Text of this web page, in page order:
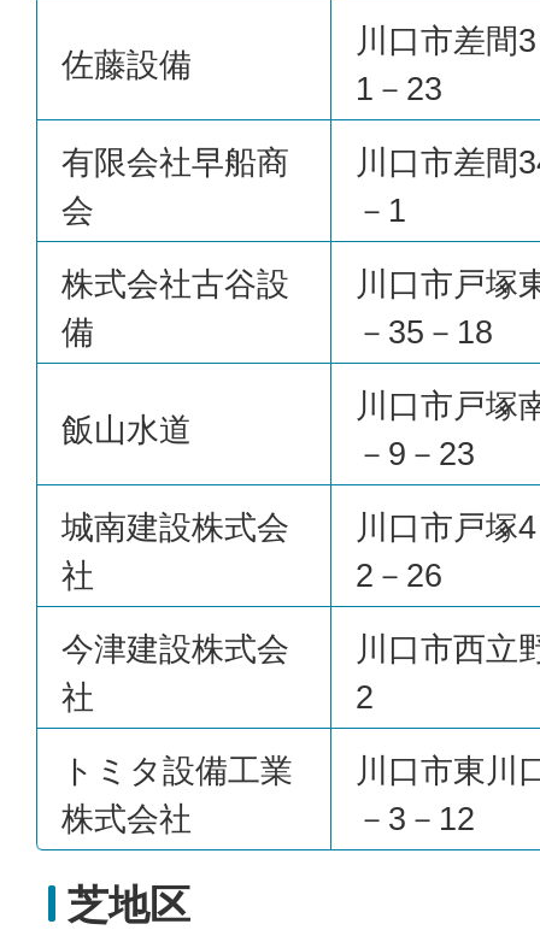
佐藤設備
川口市差間
1－23
有限会社早船商
会
川口市差間
－1
株式会社古谷設
備
川口市戸塚
－35－18
飯山水道
川口市戸塚
－9－23
城南建設株式会
社
川口市戸塚
2－26
今津建設株式会
社
川口市西立
2
トミタ設備工業
株式会社
川口市東川
－3－12
芝地区